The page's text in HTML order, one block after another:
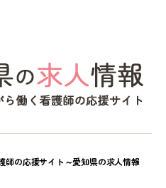
師の応援サイト～愛知県の求人情報